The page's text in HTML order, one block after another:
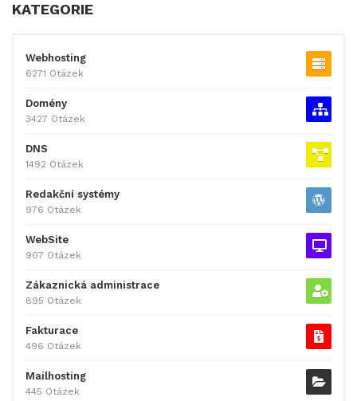
KATEGORIE
Webhosting
6271 Otázek
Domény
3427 Otázek
DNS
1492 Otázek
Redakční systémy
976 Otázek
WebSite
907 Otázek
Zákaznická administrace
895 Otázek
Fakturace
496 Otázek
Mailhosting
445 Otázek